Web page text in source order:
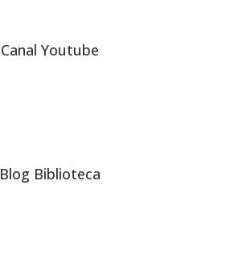
Canal Youtube
Blog Biblioteca